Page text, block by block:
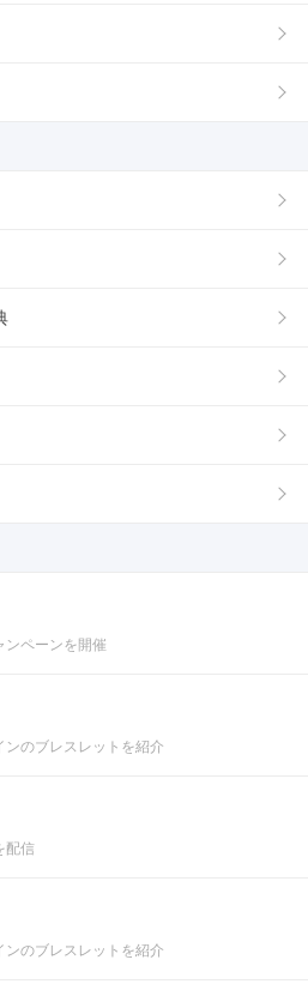
ンペーンを開催
のブレスレットを紹介
配信
のブレスレットを紹介